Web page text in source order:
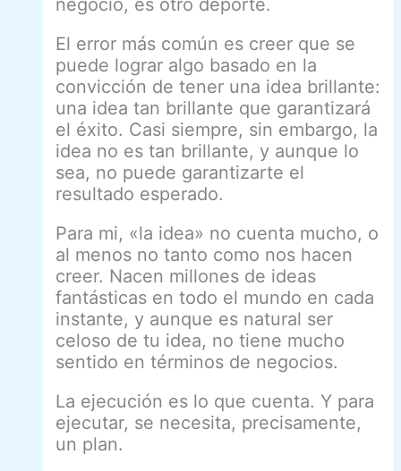
negocio, es otro deporte.
El error más común es creer que se
puede lograr algo basado en la
convicción de tener una idea brillante:
una idea tan brillante que garantizará
el éxito. Casi siempre, sin embargo, la
idea no es tan brillante, y aunque lo
sea, no puede garantizarte el
resultado esperado.
Para mi, «la idea» no cuenta mucho, o
al menos no tanto como nos hacen
creer. Nacen millones de ideas
fantásticas en todo el mundo en cada
instante, y aunque es natural ser
celoso de tu idea, no tiene mucho
sentido en términos de negocios.
La ejecución es lo que cuenta. Y para
ejecutar, se necesita, precisamente,
un plan.